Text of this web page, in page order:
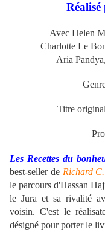
Avec Helen
Charlotte Le
Aria
Titre original
Les Recettes du
best-seller de Richard
le parcours d'Hassan
le Jura et sa rivalité
voisin. C'est le
désigné pour porter le